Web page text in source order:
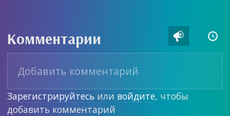
Комментарии  
Зарегистрируйтесь или войдите, чтобы
добавить комментарий